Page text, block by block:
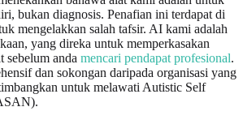
bukan diagnosis. Penafian ini terdapat di
mengelakkan salah tafsir. AI kami adalah
yang direka untuk memperkasakan
sebelum anda mencari pendapat profesional.
dan sokongan daripada organisasi yang
untuk melawati Autistic Self